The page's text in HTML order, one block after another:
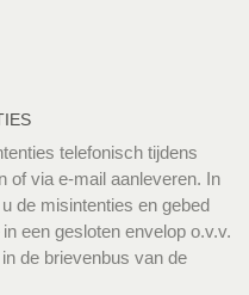
telefonisch tijdens
of via e-mail aanleveren. In
de misintenties en gebed
een gesloten envelop o.v.v.
de brievenbus van de